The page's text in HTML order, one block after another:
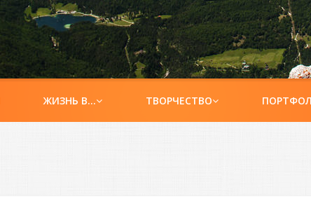
ЖИЗНЬ В… ТВОРЧЕСТВО